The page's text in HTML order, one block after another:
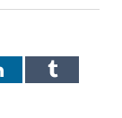
LinkedInTumblr